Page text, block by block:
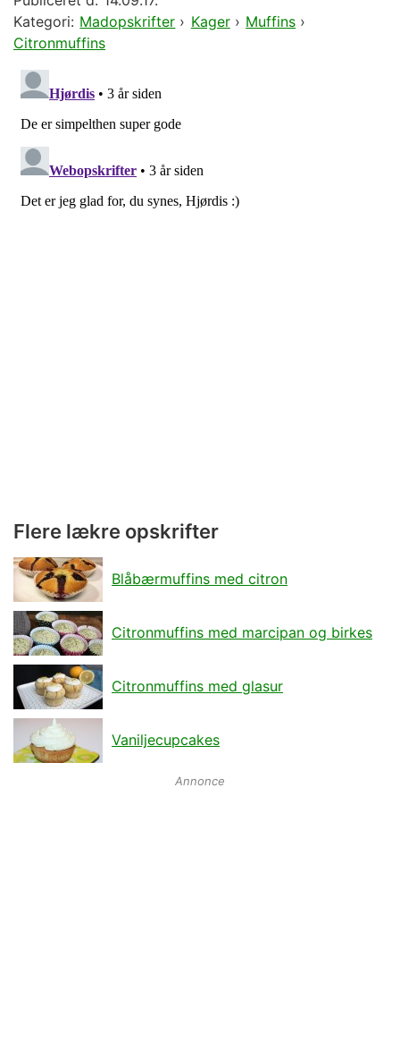
Kategori: Madopskrifter › Kager› Muffins ›
Citronmuffins
Flere lækre opskrifter
Blåbærmuffins med citron
Citronmuffins med marcipan og birkes
Citronmuffins med glasur
Vaniljecupcakes
Annonce